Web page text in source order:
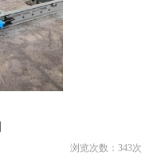
浏览次数： 343次